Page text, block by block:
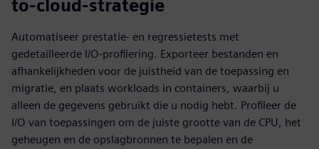
to-cloud-strategie
Automatiseer prestatie- en regressietests met
gedetailleerde I/O-profilering. Exporteer bestanden en
afhankelijkheden voor de juistheid van de toepassing en
migratie, en plaats workloads in containers, waarbij u
alleen de gegevens gebruikt die u nodig hebt. Profileer de
I/O van toepassingen om de juiste grootte van de CPU, het
geheugen en de opslagbronnen te bepalen en de